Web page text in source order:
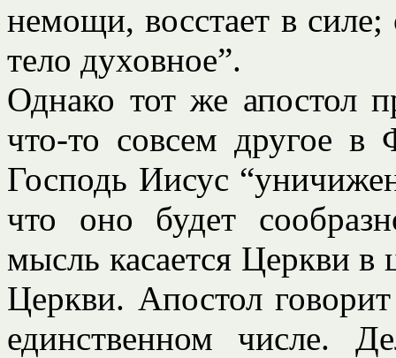
немощи, восстает в силе;
тело духовное”.
Однако тот же апостол
что-то совсем другое в
Господь Иисус
что оно будет
мысль касается Церкви в
Церкви. Апостол
единственном числе.